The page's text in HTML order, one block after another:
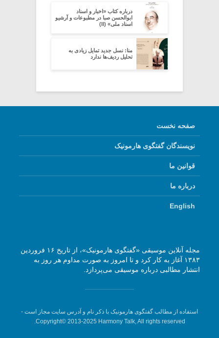
درباره کتاب «اخبار و اسناد
ابوالحسن صبا در مطبوعات و آرشیو
اسناد ملی» (II)
منا: نسل جدید تمایل زیادی به
تحلیل ردیف‌ها ندارد
صفحه نخست
نویسندگان گفتگوی هارمونیک
قوانین ما
درباره ما
English
مجله آنلاین موسیقی «گفتگوی هارمونیک»، از تاریخ ۱۶ فروردین
۱۳۸۳ آغاز به کار کرد و تا امروز به صورت مداوم هر روز به
انتشار مطالبی درباره موسیقی می‌پردازد.
استفاده از مطالب گفتگوی هارمونیک با ذکر نام و آدرس سایت مجاز است -
Copyright© 2013-2025 Harmony Talk, All rights reserved.